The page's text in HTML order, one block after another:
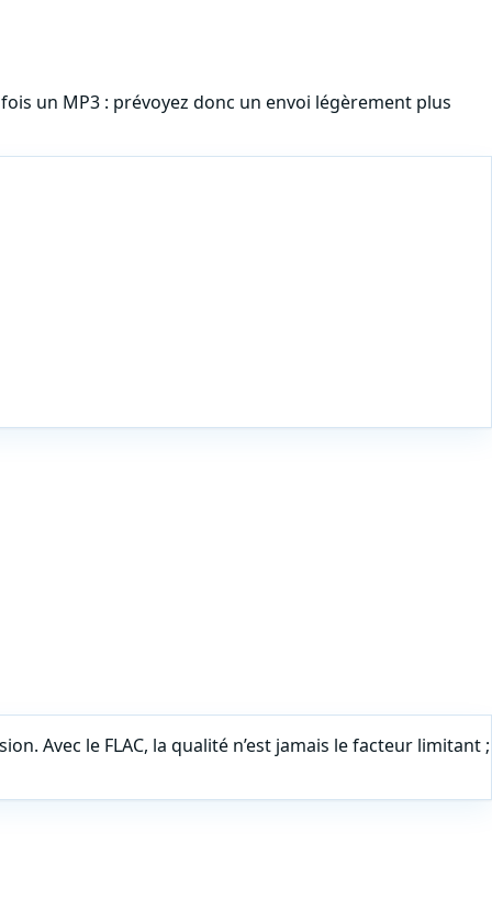
un MP3 : prévoyez donc un envoi légèrement plus
Avec le FLAC, la qualité n’est jamais le facteur limitant ;